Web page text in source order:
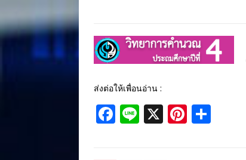
b
o
o
k
e
st
e
ส่งต่อให้เพื่อนอ่าน :
F Li X Pi